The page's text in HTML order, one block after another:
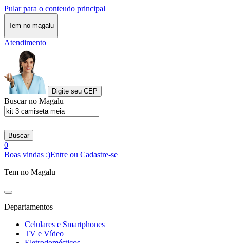
Pular para o conteudo principal
Tem no magalu
Atendimento
Digite seu CEP
Buscar no Magalu
Buscar
0
Boas vindas :)Entre ou Cadastre-se
Tem no Magalu
Departamentos
Celulares e Smartphones
TV e Vídeo